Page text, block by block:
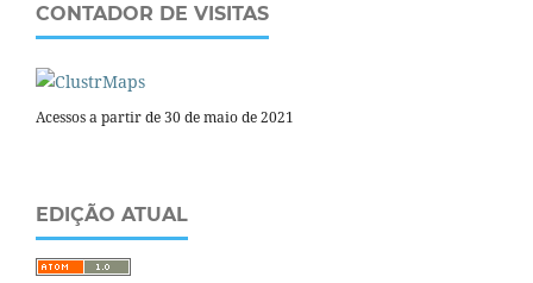
CONTADOR DE VISITAS
Acessos a partir de 30 de maio de 2021
EDIÇÃO ATUAL